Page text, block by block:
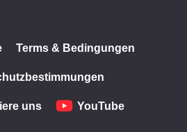
Terms & Bedingungen
uns YouTube